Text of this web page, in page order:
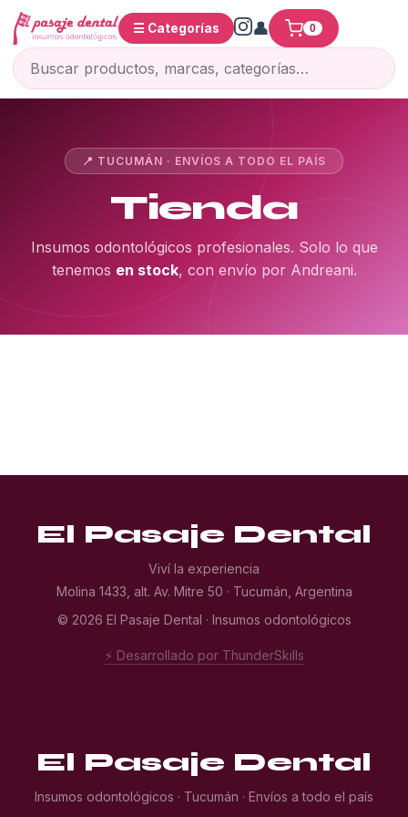
☰ Categorías 0
📍 TUCUMÁN · ENVÍOS A TODO EL PAÍS
Tienda
Insumos odontológicos profesionales. Solo lo que
tenemos en stock, con envío por Andreani.
El Pasaje Dental
Viví la experiencia
Molina 1433, alt. Av. Mitre 50 · Tucumán, Argentina
© 2026 El Pasaje Dental · Insumos odontológicos
⚡ Desarrollado por ThunderSkills
El Pasaje Dental
Insumos odontológicos · Tucumán · Envíos a todo el país